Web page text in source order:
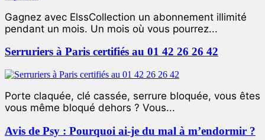
Gagnez avec ElssCollection un abonnement illimité
pendant un mois. Un mois où vous pourrez...
Serruriers à Paris certifiés au 01 42 26 26 42
Porte claquée, clé cassée, serrure bloquée, vous êtes
vous même bloqué dehors ? Vous...
Avis de Psy : Pourquoi ai-je du mal à m’endormir ?